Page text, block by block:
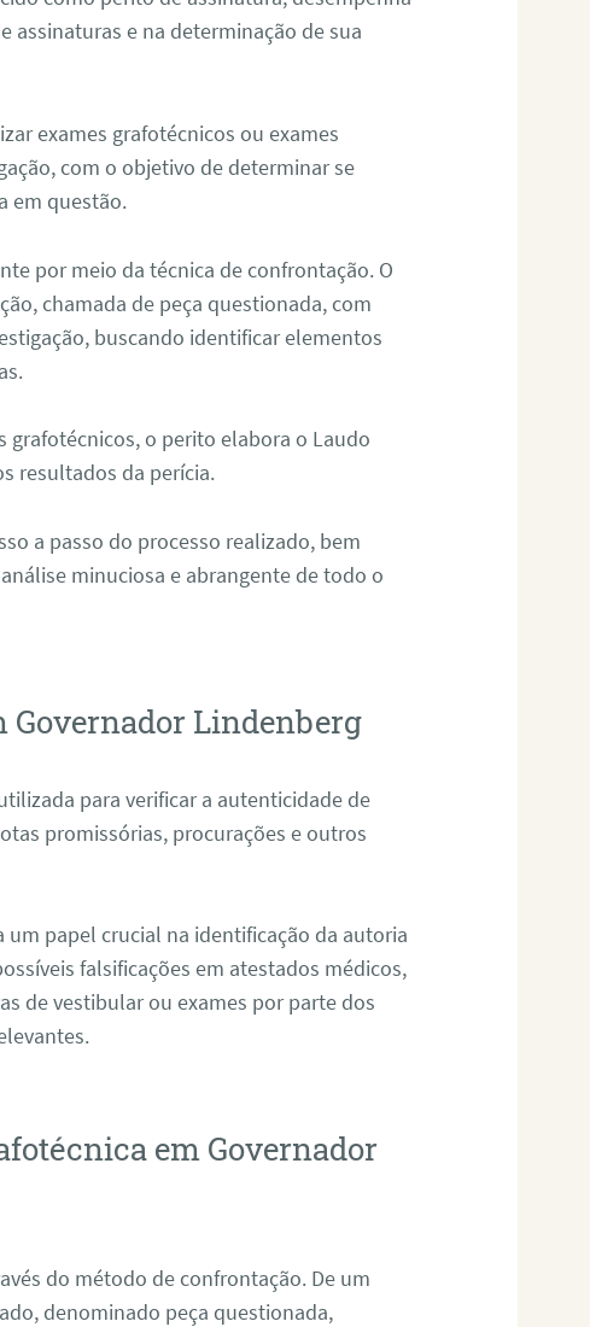
assinaturas e na determinação de sua
exames grafotécnicos ou exames
com o objetivo de determinar se
em questão.
por meio da técnica de confrontação. O
chamada de peça questionada, com
buscando identificar elementos
grafotécnicos, o perito elabora o Laudo
resultados da perícia.
a passo do processo realizado, bem
minuciosa e abrangente de todo o
Governador Lindenberg
para verificar a autenticidade de
promissórias, procurações e outros
um papel crucial na identificação da autoria
falsificações em atestados médicos,
de vestibular ou exames por parte dos
em Governador
do método de confrontação. De um
denominado peça questionada,